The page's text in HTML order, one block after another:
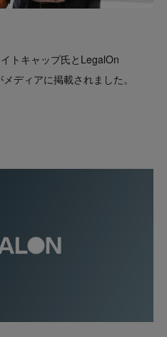
トキャップ氏とLegalOn
ディアに掲載されました。